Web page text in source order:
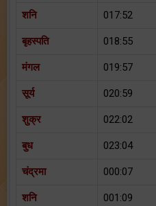
शनि 017:52
बृहस्पति 018:55
मंगल 019:57
सूर्य 020:59
शुक्र 022:02
बुध 023:04
चंद्रमा 000:07
शनि 001:09